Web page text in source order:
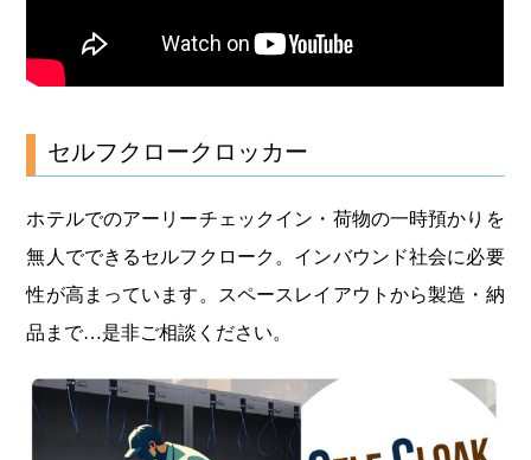
セルフクロークロッカー
ホテルでのアーリーチェックイン・荷物の一時預かりを
無人でできるセルフクローク。インバウンド社会に必要
性が高まっています。スペースレイアウトから製造・納
品まで…是非ご相談ください。